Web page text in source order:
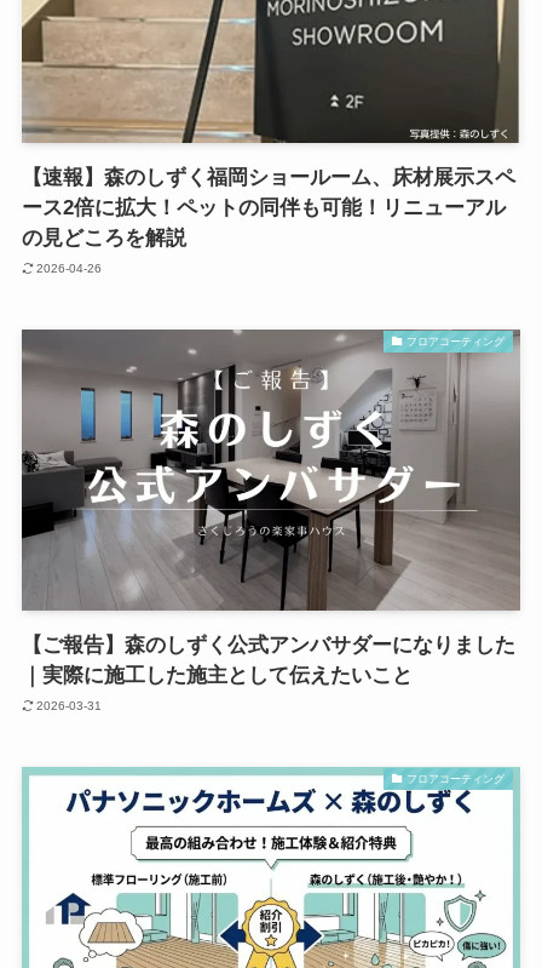
【速報】森のしずく福岡ショールーム、床材展示スペ
ース2倍に拡大！ペットの同伴も可能！リニューアル
の見どころを解説
2026-04-26
フロアコーティング
【ご報告】森のしずく公式アンバサダーになりました
｜実際に施工した施主として伝えたいこと
2026-03-31
フロアコーティング